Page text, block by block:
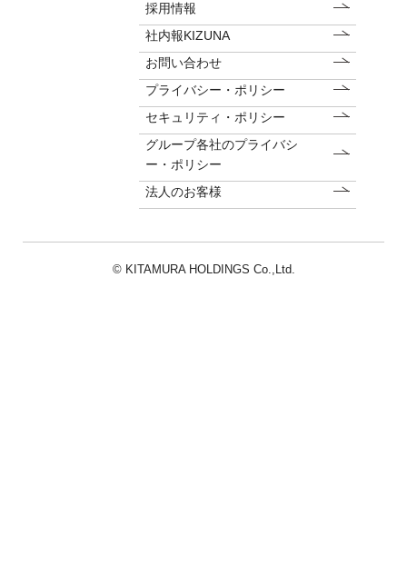
採用情報
社内報KIZUNA
お問い合わせ
プライバシー・ポリシー
セキュリティ・ポリシー
グループ各社のプライバシ
ー・ポリシー
法人のお客様
© KITAMURA HOLDINGS Co.,Ltd.